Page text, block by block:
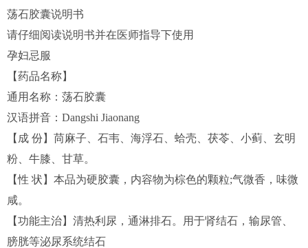
荡石胶囊说明书
请仔细阅读说明书并在医师指导下使用
孕妇忌服
【药品名称】
通用名称：荡石胶囊
汉语拼音：Dangshi Jiaonang
【成 份】苘麻子、石韦、海浮石、蛤壳、茯苓、小蓟、玄明
粉、牛膝、甘草。
【性 状】本品为硬胶囊，内容物为棕色的颗粒;气微香，味微
咸。
【功能主治】清热利尿，通淋排石。用于肾结石，输尿管、
膀胱等泌尿系统结石